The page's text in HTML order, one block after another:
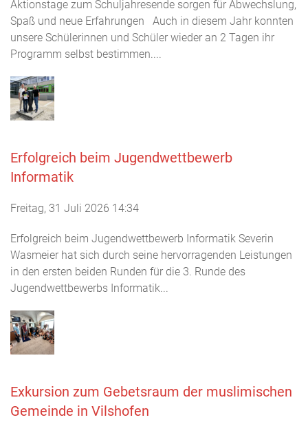
Aktionstage zum Schuljahresende sorgen für Abwechslung,
Spaß und neue Erfahrungen Auch in diesem Jahr konnten
unsere Schülerinnen und Schüler wieder an 2 Tagen ihr
Programm selbst bestimmen....
Erfolgreich beim Jugendwettbewerb
Informatik
Freitag, 31 Juli 2026 14:34
Erfolgreich beim Jugendwettbewerb Informatik Severin
Wasmeier hat sich durch seine hervorragenden Leistungen
in den ersten beiden Runden für die 3. Runde des
Jugendwettbewerbs Informatik...
Exkursion zum Gebetsraum der muslimischen
Gemeinde in Vilshofen